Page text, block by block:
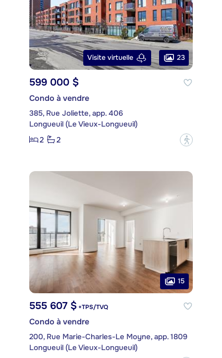
Visite virtuelle 23
599 000 $
Condo à vendre
385, Rue Joliette, app. 406
Longueuil (Le Vieux-Longueuil)
2
2 ?
15
555 607 $ +TPS/TVQ
Condo à vendre
200, Rue Marie-Charles-Le Moyne, app. 1809
Longueuil (Le Vieux-Longueuil)